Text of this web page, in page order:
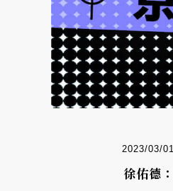
2023/03/01
徐佑德